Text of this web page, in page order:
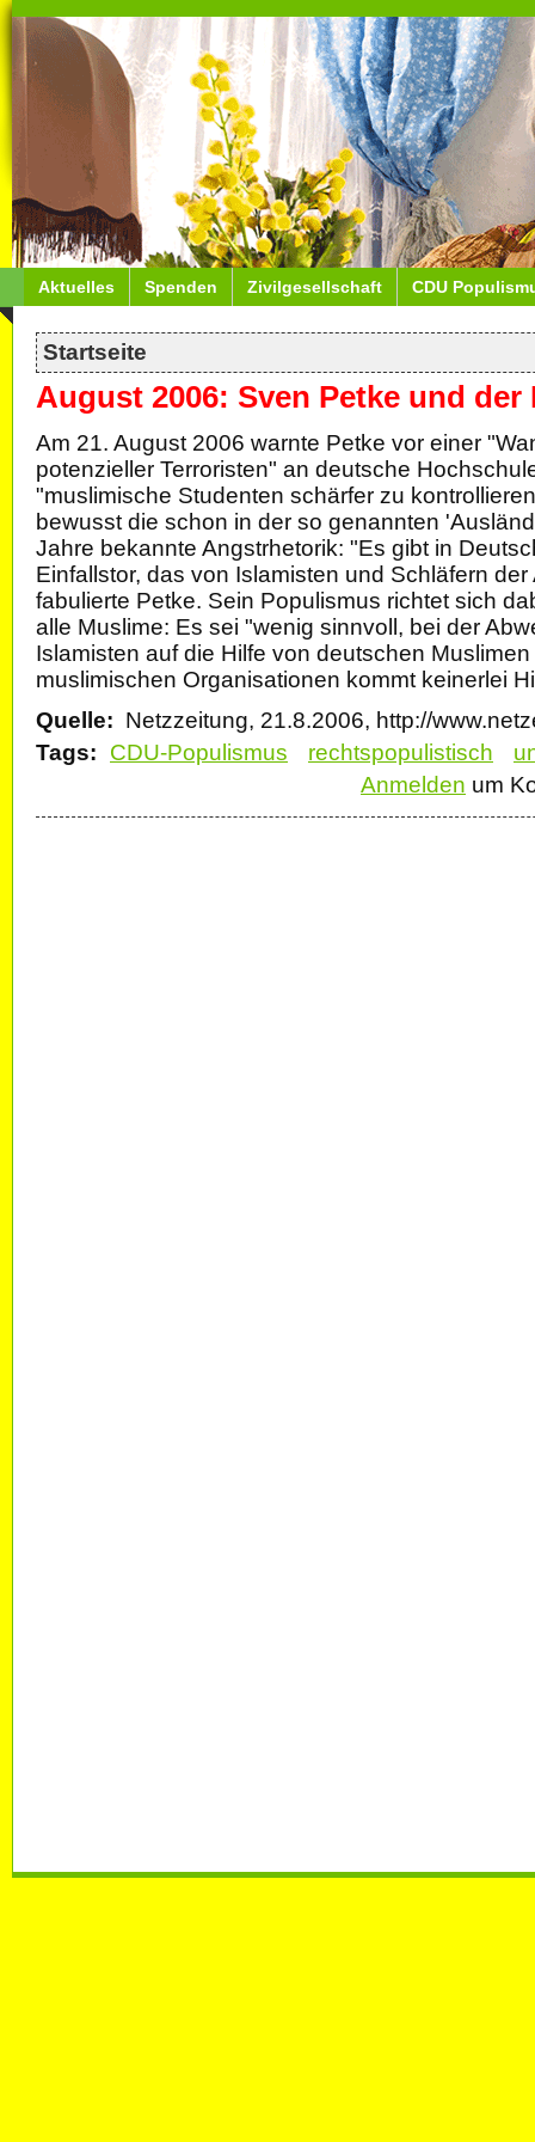
Aktuelles Spenden Zivilgesellschaft CDU
Startseite
August 2006: Sven Petke und der
Am 21. August 2006 warnte Petke vor einer
potenzieller Terroristen" an deutsche
"muslimische Studenten schärfer zu
bewusst die schon in der so genannten
Jahre bekannte Angstrhetorik: "Es gibt in
Einfallstor, das von Islamisten und Schläfern
fabulierte Petke. Sein Populismus richtet sich
alle Muslime: Es sei "wenig sinnvoll, bei der
Islamisten auf die Hilfe von deutschen
muslimischen Organisationen kommt keinerlei
Quelle: Netzzeitung, 21.8.2006, http://
Tags:
CDU-Populismus rechtspopulistisch
Anmelden um